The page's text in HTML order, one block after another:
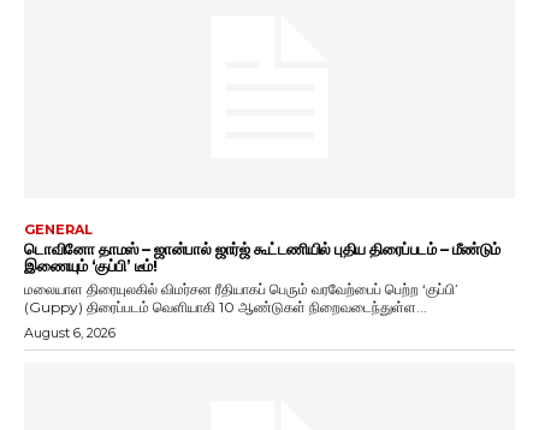
GENERAL
டொவினோ தாமஸ் – ஜான்பால் ஜார்ஜ் கூட்டணியில் புதிய திரைப்படம் – மீண்டும்
இணையும் ‘குப்பி’ டீம்!
மலையாள திரையுலகில் விமர்சன ரீதியாகப் பெரும் வரவேற்பைப் பெற்ற ‘குப்பி’
(Guppy) திரைப்படம் வெளியாகி 10 ஆண்டுகள் நிறைவடைந்துள்ள...
August 6, 2026